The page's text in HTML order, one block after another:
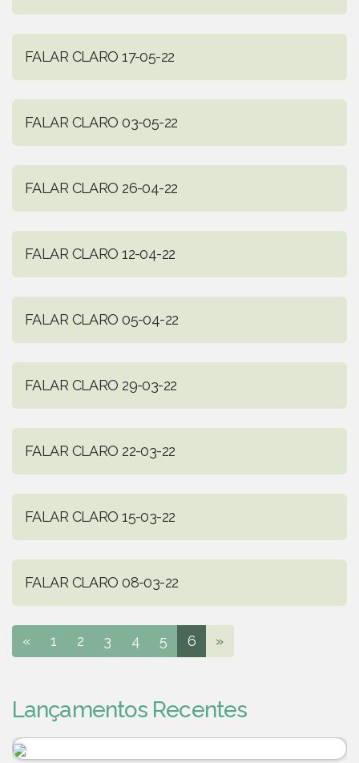
FALAR CLARO 17-05-22
FALAR CLARO 03-05-22
FALAR CLARO 26-04-22
FALAR CLARO 12-04-22
FALAR CLARO 05-04-22
FALAR CLARO 29-03-22
FALAR CLARO 22-03-22
FALAR CLARO 15-03-22
FALAR CLARO 08-03-22
« 1 2 3 4 5 6 »
Lançamentos Recentes